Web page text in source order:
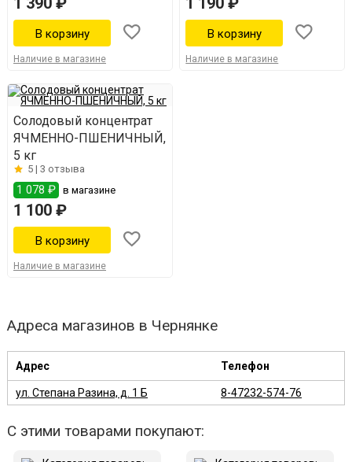
Наличие в магазине Наличие в магазине
Солодовый концентрат
ЯЧМЕННО-ПШЕНИЧНЫЙ,
5 кг
5 | 3 отзыва
1 078 ₽ в магазине
1 100 ₽
Наличие в магазине
Адреса магазинов в Чернянке
Адрес Телефон
ул. Степана Разина, д. 1 Б 8-47232-574-76
С этими товарами покупают: